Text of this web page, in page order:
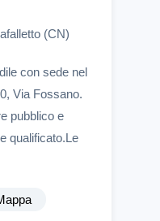
(CN)
con sede nel
Via Fossano.
pubblico e
qualificato.Le